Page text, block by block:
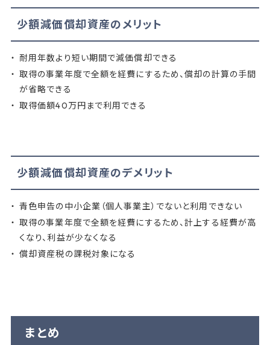
少額減価償却資産のメリット
耐用年数より短い期間で減価償却できる
取得の事業年度で全額を経費にするため、償却の計算の手間
が省略できる
取得価額40万円まで利用できる
少額減価償却資産のデメリット
青色申告の中小企業（個人事業主）でないと利用できない
取得の事業年度で全額を経費にするため、計上する経費が高
くなり、利益が少なくなる
償却資産税の課税対象になる
まとめ